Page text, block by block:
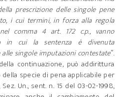
prescrizione delle singole pene
i cui termini, in forza alla regola
comma 4 art. 172 c.p., vanno
in cui la sentenza è divenuta
singole imputazioni contestate”.
continuazione, può addirittura
specie di pena applicabile per
Un., sent. n. 15 del 03-02-1998,